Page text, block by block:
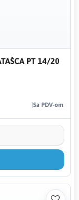
PT 14/20
Sa PDV-om